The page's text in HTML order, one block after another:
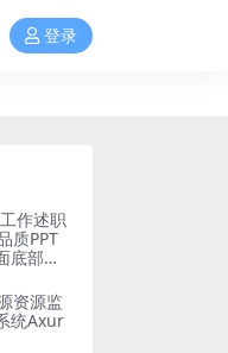
登录
作述职
质PPT
底部免
集
资源监
统Axur